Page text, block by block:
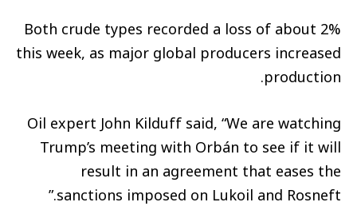
Both crude types recorded a loss of about 2%
this week, as major global producers increased
production.
Oil expert John Kilduff said, “We are watching
Trump’s meeting with Orbán to see if it will
result in an agreement that eases the
sanctions imposed on Lukoil and Rosneft.”